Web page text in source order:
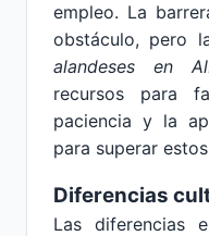
empleo. La
obstáculo, pero
alandeses en
recursos para
paciencia y la
para superar
Diferencias
Las diferencias